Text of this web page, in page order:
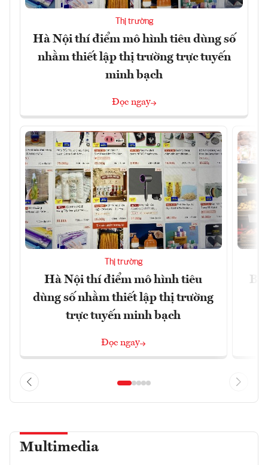
Thị trường
Hà Nội thí điểm mô hình tiêu dùng số
nhằm thiết lập thị trường trực tuyến
minh bạch
Đọc ngay
Thị trường
Hà Nội thí điểm mô hình tiêu
dùng số nhằm thiết lập thị trường
trực tuyến minh bạch
Đọc ngay
Multimedia